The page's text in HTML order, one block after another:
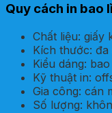
Quy cách in bao
Chất liệu: giấy
Kích thước: đa
Kiểu dáng:
Kỹ thuật in:
Gia công: cán
Số lượng: